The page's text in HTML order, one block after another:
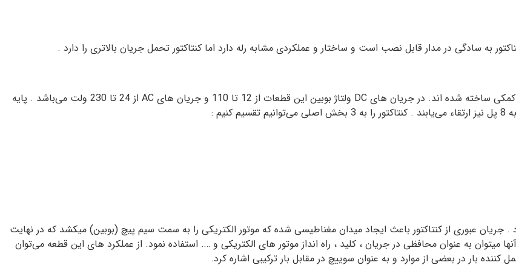
کنتاکتور انواع مختلفی دارد اما معمولا از چند کنتاکت ، تیغه ، محفظه ، تیغه کمکی ساخته شده اند. در جریان های DC ولتاژ بوبین این قطعات از 12 تا 110 و جریان های AC از 24 تا 230 ولت می‌باشد . پایه
. جریان عبوری از کنتاکتور باعث ایجاد میدان مغناطیسی شده که موتور الکتریکی را به سمت سیم پیچ (بوبین) میکشد که در نهایت
به عنوان محافظی در جریان ، کلید ، راه انداز موتور های الکتریکی و …. استفاده نمود. از عملکرد های این قطعه می‌توان
بار در بعضی از موارد و به عنوان سوییچ در مقابل بار ترکیبی اشاره کرد.